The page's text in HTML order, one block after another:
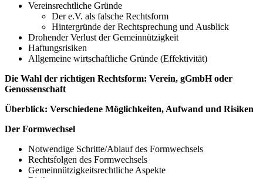
Vereinsrechtliche Gründe
Der e.V. als falsche Rechtsform
Hintergründe der Rechtsprechung und Ausblick
Drohender Verlust der Gemeinnützigkeit
Haftungsrisiken
Allgemeine wirtschaftliche Gründe (Effektivität)
Die Wahl der richtigen Rechtsform: Verein, gGmbH oder
Genossenschaft
Überblick: Verschiedene Möglichkeiten, Aufwand und Risiken
Der Formwechsel
Notwendige Schritte/Ablauf des Formwechsels
Rechtsfolgen des Formwechsels
Gemeinnützigkeitsrechtliche Aspekte